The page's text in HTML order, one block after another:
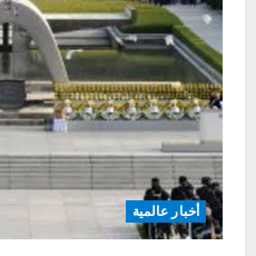
أخبار عالمية